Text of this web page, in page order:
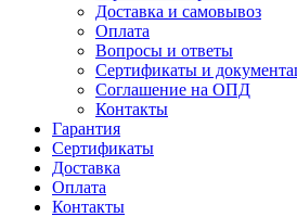
Доставка и самовывоз
Оплата
Вопросы и ответы
Сертификаты и
Соглашение на ОПД
Контакты
Гарантия
Сертификаты
Доставка
Оплата
Контакты